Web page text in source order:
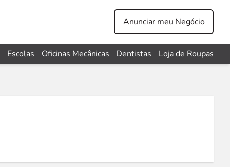
Anunciar meu Negócio
Escolas Oficinas Mecânicas Dentistas Loja de Roupas